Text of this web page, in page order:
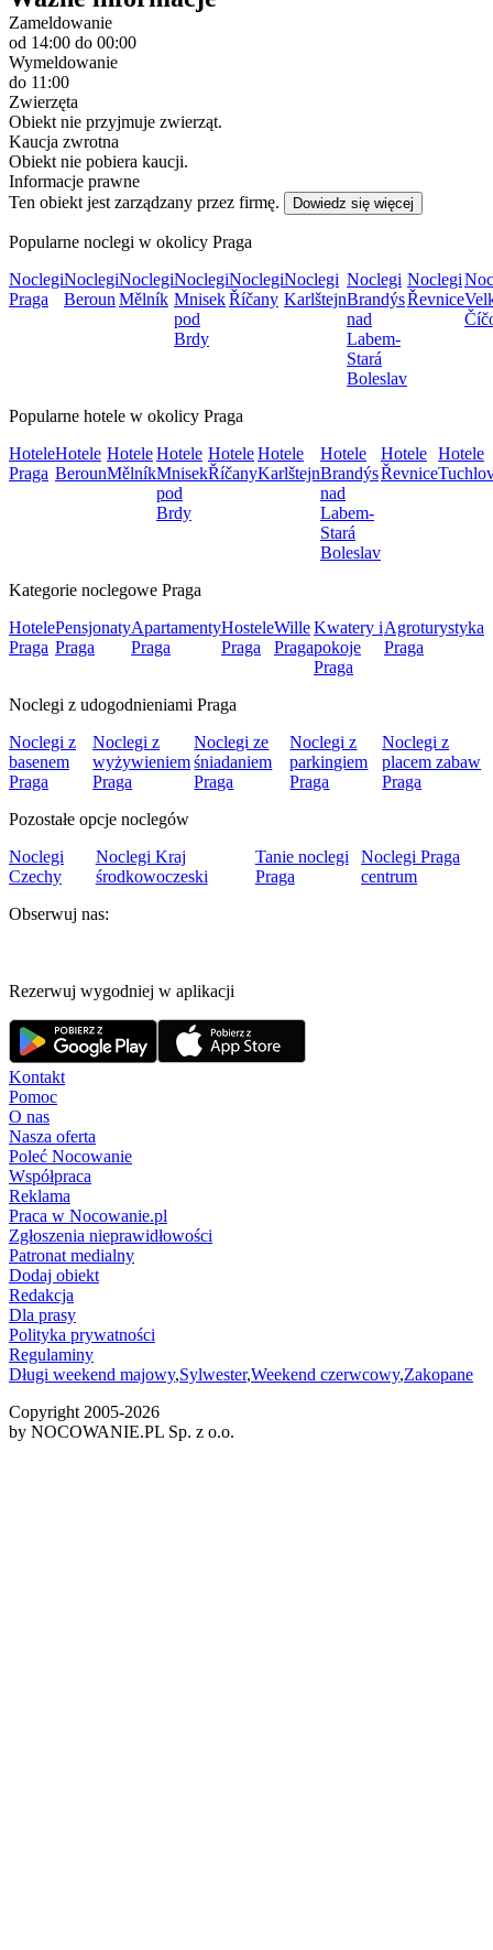
Zameldowanie
od 14:00 do 00:00
Wymeldowanie
do 11:00
Zwierzęta
Obiekt nie przyjmuje zwierząt.
Kaucja zwrotna
Obiekt nie pobiera kaucji.
Informacje prawne
Ten obiekt jest zarządzany przez firmę.
Dowiedz się więcej
Popularne noclegi w okolicy Praga
Noclegi
Praga
Noclegi
Beroun
Noclegi
Mělník
Noclegi
Mnisek
pod
Brdy
Noclegi
Říčany
Noclegi
Karlštejn
Noclegi
Brandýs
nad
Labem-
Stará
Boleslav
Noclegi
Řevnice
Popularne hotele w okolicy Praga
Hotele
Praga
Hotele
Beroun
Hotele
Mělník
Hotele
Mnisek
pod
Brdy
Hotele
Říčany
Hotele
Karlštejn
Hotele
Brandýs
nad
Labem-
Stará
Boleslav
Hotele
Řevnice
Hotele
Kategorie noclegowe Praga
Hotele
Praga
Pensjonaty
Praga
Apartamenty
Praga
Hostele
Praga
Wille
Praga
Kwatery i
pokoje
Praga
Agroturystyka
Praga
Noclegi z udogodnieniami Praga
Noclegi z
basenem
Praga
Noclegi z
wyżywieniem
Praga
Noclegi ze
śniadaniem
Praga
Noclegi z
parkingiem
Praga
Noclegi z
placem zabaw
Praga
Pozostałe opcje noclegów
Noclegi
Czechy
Noclegi Kraj
środkowoczeski
Tanie noclegi
Praga
Noclegi Praga
centrum
Obserwuj nas:
Rezerwuj wygodniej w aplikacji
Kontakt
Pomoc
O nas
Nasza oferta
Poleć Nocowanie
Współpraca
Reklama
Praca w Nocowanie.pl
Zgłoszenia nieprawidłowości
Patronat medialny
Dodaj obiekt
Redakcja
Dla prasy
Polityka prywatności
Regulaminy
Długi weekend majowy,Sylwester,Weekend czerwcowy,Zakopane
Copyright 2005-2026
by NOCOWANIE.PL Sp. z o.o.